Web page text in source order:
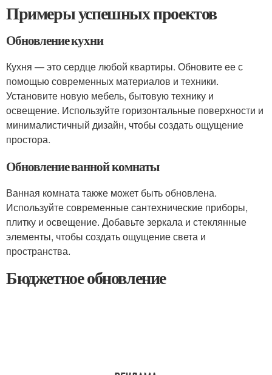
Примеры успешных проектов
Обновление кухни
Кухня — это сердце любой квартиры. Обновите ее с
помощью современных материалов и техники.
Установите новую мебель, бытовую технику и
освещение. Используйте горизонтальные поверхности и
минималистичный дизайн, чтобы создать ощущение
простора.
Обновление ванной комнаты
Ванная комната также может быть обновлена.
Используйте современные сантехнические приборы,
плитку и освещение. Добавьте зеркала и стеклянные
элементы, чтобы создать ощущение света и
пространства.
Бюджетное обновление